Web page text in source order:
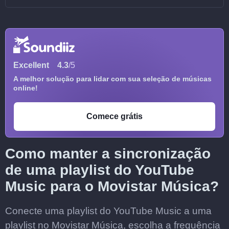
Excellent 4.3/5
A melhor solução para lidar com sua seleção de músicas
online!
Comece grátis
Como manter a sincronização
de uma playlist do YouTube
Music para o Movistar Música?
Conecte uma playlist do YouTube Music a uma
playlist no Movistar Música, escolha a frequência